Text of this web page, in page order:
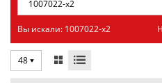
Вы искали: 1007022-x2
48